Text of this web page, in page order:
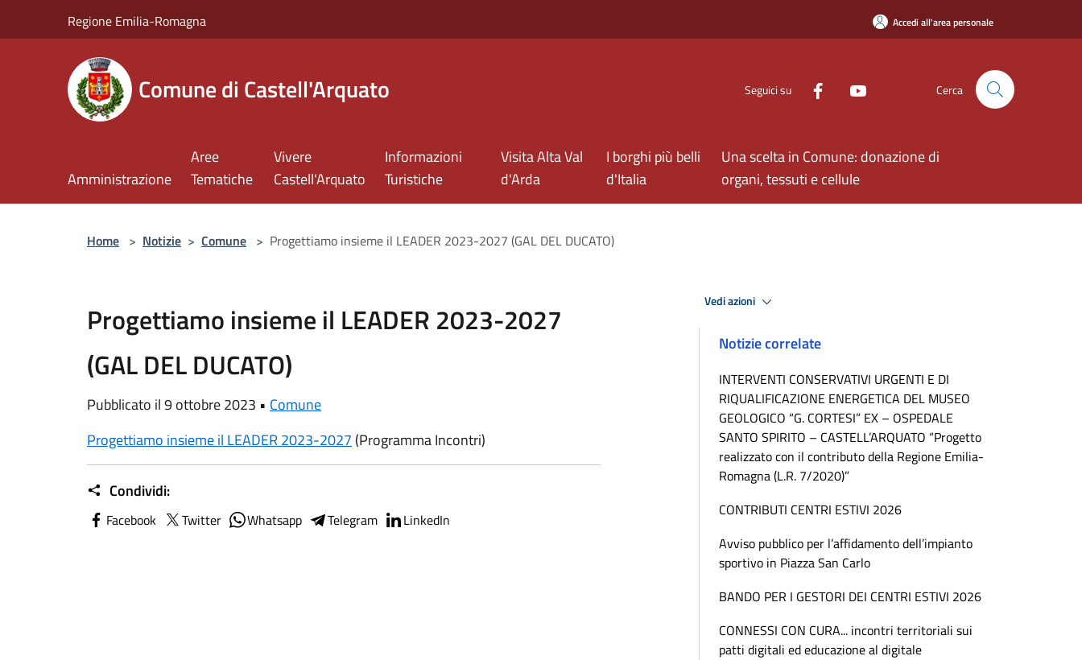
Regione Emilia-Romagna Accedi all'area personale
Comune di Castell'Arquato Seguici su Cerca
Amministrazione
Aree
Tematiche
Vivere
Castell'Arquato
Informazioni
Turistiche
Visita Alta Val
d'Arda
I borghi più belli
d'Italia
Una scelta in Comune: donazione di
organi, tessuti e cellule
Home > Notizie > Comune > Progettiamo insieme il LEADER 2023-2027 (GAL DEL DUCATO)
Progettiamo insieme il LEADER 2023-2027
(GAL DEL DUCATO)
Pubblicato il 9 ottobre 2023 • Comune
Progettiamo insieme il LEADER 2023-2027 (Programma Incontri)
Condividi:
Facebook Twitter Whatsapp Telegram LinkedIn
Vedi azioni
Notizie correlate
INTERVENTI CONSERVATIVI URGENTI E DI
RIQUALIFICAZIONE ENERGETICA DEL MUSEO
GEOLOGICO “G. CORTESI” EX – OSPEDALE
SANTO SPIRITO – CASTELL’ARQUATO “Progetto
realizzato con il contributo della Regione Emilia-
Romagna (L.R. 7/2020)”
CONTRIBUTI CENTRI ESTIVI 2026
Avviso pubblico per l’affidamento dell’impianto
sportivo in Piazza San Carlo
BANDO PER I GESTORI DEI CENTRI ESTIVI 2026
CONNESSI CON CURA... incontri territoriali sui
patti digitali ed educazione al digitale